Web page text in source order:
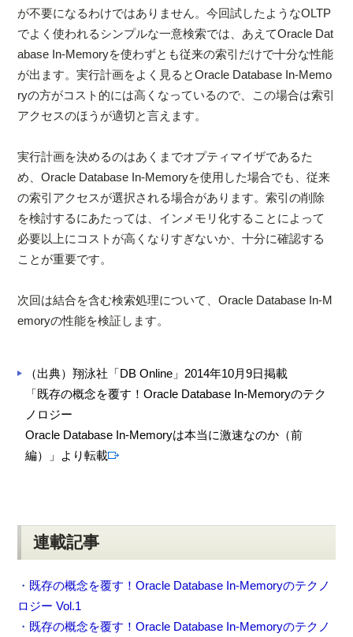
が不要になるわけではありません。今回試したようなOLTP
でよく使われるシンプルな一意検索では、あえてOracle Dat
abase In-Memoryを使わずとも従来の索引だけで十分な性能
が出ます。実行計画をよく見るとOracle Database In-Memo
ryの方がコスト的には高くなっているので、この場合は索引
アクセスのほうが適切と言えます。
実行計画を決めるのはあくまでオプティマイザであるた
め、Oracle Database In-Memoryを使用した場合でも、従来
の索引アクセスが選択される場合があります。索引の削除
を検討するにあたっては、インメモリ化することによって
必要以上にコストが高くなりすぎないか、十分に確認する
ことが重要です。
次回は結合を含む検索処理について、Oracle Database In-M
emoryの性能を検証します。
（出典）翔泳社「DB Online」2014年10月9日掲載
「既存の概念を覆す！Oracle Database In-Memoryのテク
ノロジー
Oracle Database In-Memoryは本当に激速なのか（前
編）」より転載
連載記事
・ 既存の概念を覆す！Oracle Database In-Memoryのテクノ
ロジー Vol.1
・ 既存の概念を覆す！Oracle Database In-Memoryのテクノ